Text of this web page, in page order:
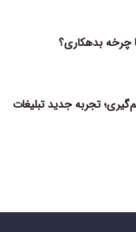
بدهکاری؟
تجربه جدید تبلیغات